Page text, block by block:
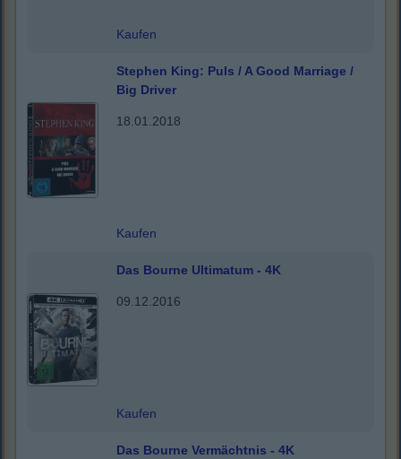
Kaufen
Stephen King: Puls / A Good Marriage /
Big Driver
18.01.2018
Kaufen
Das Bourne Ultimatum - 4K
09.12.2016
Kaufen
Das Bourne Vermächtnis - 4K